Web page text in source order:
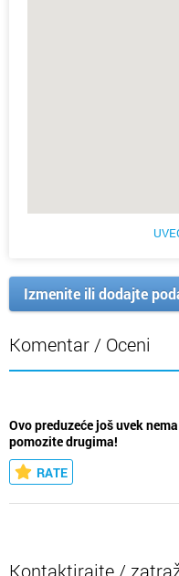
Izmenite ili dodajte
Komentar / Oceni
Ovo preduzeće još uvek
pomozite drugima!
RATE
Kontaktirajte /